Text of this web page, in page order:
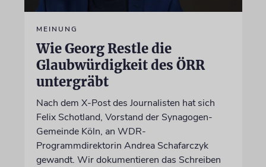
MEINUNG
Wie Georg Restle die
Glaubwürdigkeit des ÖRR
untergräbt
Nach dem X-Post des Journalisten hat sich
Felix Schotland, Vorstand der Synagogen-
Gemeinde Köln, an WDR-
Programmdirektorin Andrea Schafarczyk
gewandt. Wir dokumentieren das Schreiben